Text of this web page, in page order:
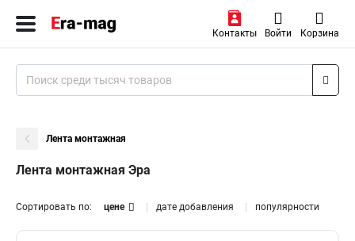
Контакты Войти Корзина
Лента монтажная
Лента монтажная Эра
Сортировать по: цене дате добавления популярности